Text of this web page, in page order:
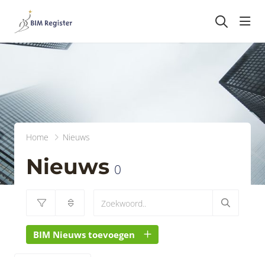
Home Nieuws
Nieuws 0
BIM Nieuws toevoegen